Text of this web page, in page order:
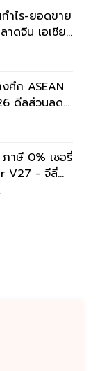
ำไร-ยอดขาย
ดจีน เอเชีย
ศึก ASEAN
ดีลส่วนลด
ไทย
าษี 0% เชอรี่
V27 - จีลี่